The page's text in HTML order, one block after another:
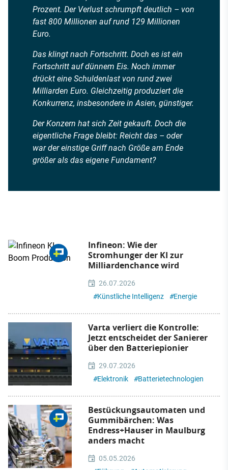
Prozent. Der Verlust schrumpft deutlich – von
fast 800 Millionen auf rund 129 Millionen
Euro.
Das klingt nach Fortschritt. Doch es ist ein
Fortschritt auf dünnem Eis. Noch immer
drückt eine Schuldenlast von rund zwei
Milliarden Euro. Gleichzeitig produziert die
Konkurrenz, insbesondere in Asien, günstiger.
Der Konzern hat sich Zeit gekauft. Doch die
eigentliche Frage bleibt: Reicht das – oder
war der einstige Griff nach Größe am Ende
größer als das eigene Fundament?
Infineon: Wie der
Stromhunger der KI zur
Milliardenchance wird
26.07.2026
#Künstliche Intelligenz #Energie
Varta verliert die Kontrolle:
Jetzt entscheidet der Sanierer
über den Batteriepionier
29.07.2026
#Elektronik #Batterietechnologien
Bestückungsautomaten und
Gummibärchen: Was
Endress+Hauser in Maulburg
anders macht
05.05.2026